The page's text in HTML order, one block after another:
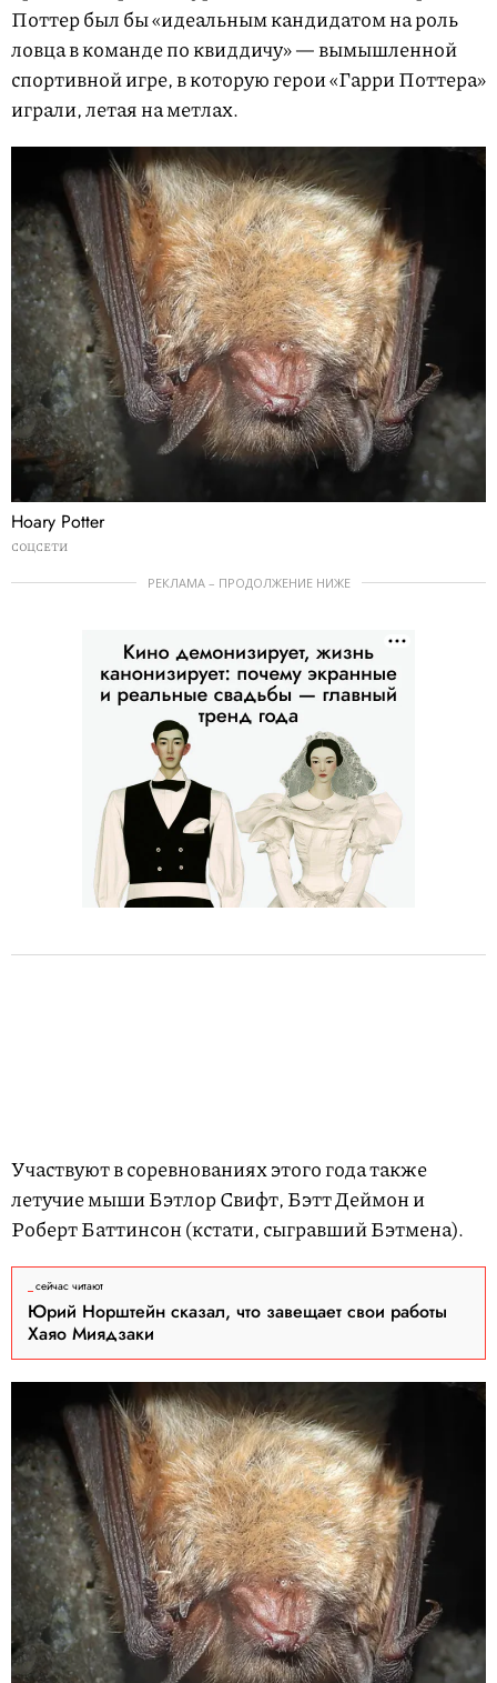
Поттер был бы «идеальным кандидатом на роль
ловца в команде по квиддичу» — вымышленной
спортивной игре, в которую герои «Гарри Поттера»
играли, летая на метлах.
Hoary Potter
СОЦСЕТИ
РЕКЛАМА – ПРОДОЛЖЕНИЕ НИЖЕ
Участвуют в соревнованиях этого года также
летучие мыши Бэтлор Свифт, Бэтт Деймон и
Роберт Баттинсон (кстати, сыгравший Бэтмена).
сейчас читают
Юрий Норштейн сказал, что завещает свои работы
Хаяо Миядзаки